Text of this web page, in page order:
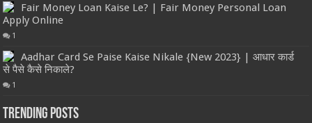
Fair Money Loan Kaise Le? | Fair Money Personal Loan
Apply Online
1
Aadhar Card Se Paise Kaise Nikale {New 2023} | आधार कार्ड
से पैसे कैसे निकाले?
1
Trending Posts